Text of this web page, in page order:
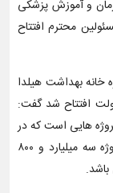
درمان و آموزش پزشکی
محترم افتتاح
خانه بهداشت هیلدا
در هفته دولت افتتاح شد گفت:
هم از پروژه هایی است که در
هفته آینده افتتاح خواهد شد. که اعتبار این دو پروژه سه میلیارد و ۸۰۰